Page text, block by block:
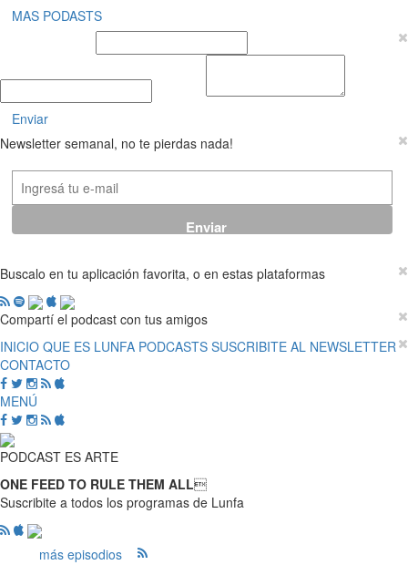
MAS PODASTS
Enviar
Newsletter semanal, no te pierdas nada!
Buscalo en tu aplicación favorita, o en estas plataformas
Compartí el podcast con tus amigos
INICIO QUE ES LUNFA PODCASTS SUSCRIBITE AL NEWSLETTER
CONTACTO
MENÚ
PODCAST ES ARTE
ONE FEED TO RULE THEM ALL
Suscribite a todos los programas de Lunfa
más episodios